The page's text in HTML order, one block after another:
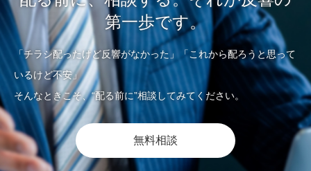
第一歩です。
「チラシ配ったけど反響がなかった」「これから配ろうと思って
いるけど不安」
そんなときこそ、“配る前に”相談してみてください。
無料相談